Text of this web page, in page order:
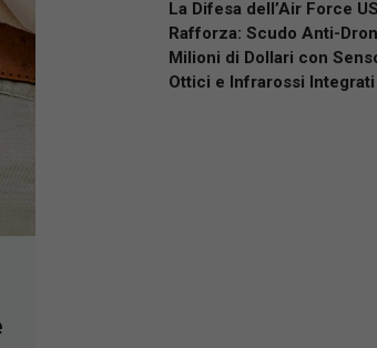
La Difesa dell’Air Force
Rafforza: Scudo Anti-
Milioni di Dollari con
Ottici e Infrarossi Integrati